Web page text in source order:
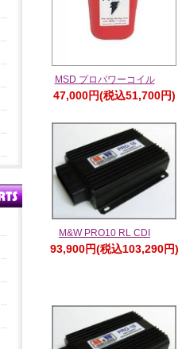
MSD プロパワーコイル
47,000円(税込51,700円)
M&W PRO10 RL CDI
93,900円(税込103,290円)